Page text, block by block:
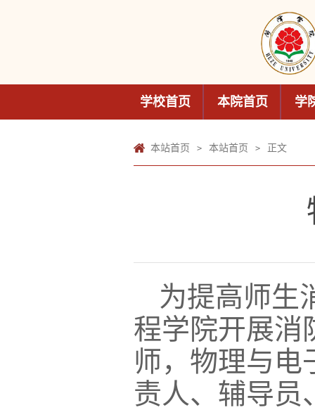
学校首页 本院首页 学
本站首页 > 本站首页 > 正文
为提高师生
程学院开展消
师，物理与电
责人、辅导员